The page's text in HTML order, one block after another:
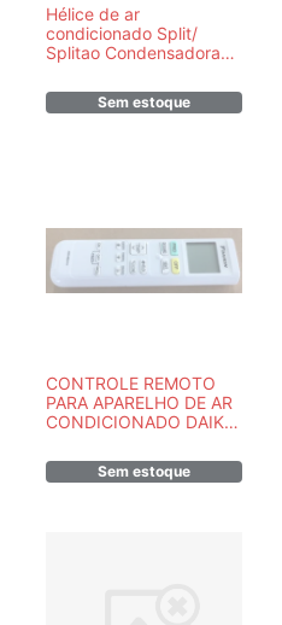
Hélice de ar
condicionado Split/
Splitao Condensadora
D43337A - PEÇA
ORIGINALSem estoque
CONTROLE REMOTO
PARA APARELHO DE AR
CONDICIONADO DAIKIN
7900149 - PEÇA
ORIGINALSem estoque